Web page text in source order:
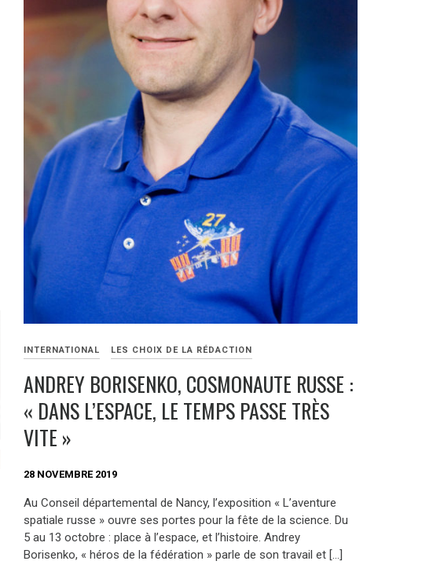
INTERNATIONAL LES CHOIX DE LA RÉDACTION
ANDREY BORISENKO, COSMONAUTE RUSSE :
« DANS L’ESPACE, LE TEMPS PASSE TRÈS
VITE »
28 NOVEMBRE 2019
Au Conseil départemental de Nancy, l’exposition « L’aventure
spatiale russe » ouvre ses portes pour la fête de la science. Du
5 au 13 octobre : place à l’espace, et l’histoire. Andrey
Borisenko, « héros de la fédération » parle de son travail et […]